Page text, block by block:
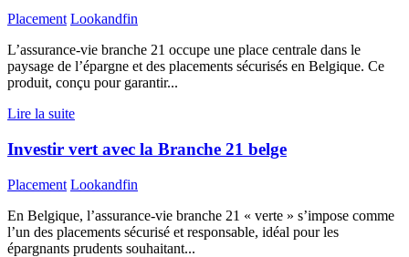
Placement Lookandfin
L’assurance-vie branche 21 occupe une place centrale dans le
paysage de l’épargne et des placements sécurisés en Belgique. Ce
produit, conçu pour garantir...
Lire la suite
Investir vert avec la Branche 21 belge
Placement Lookandfin
En Belgique, l’assurance-vie branche 21 « verte » s’impose comme
l’un des placements sécurisé et responsable, idéal pour les
épargnants prudents souhaitant...